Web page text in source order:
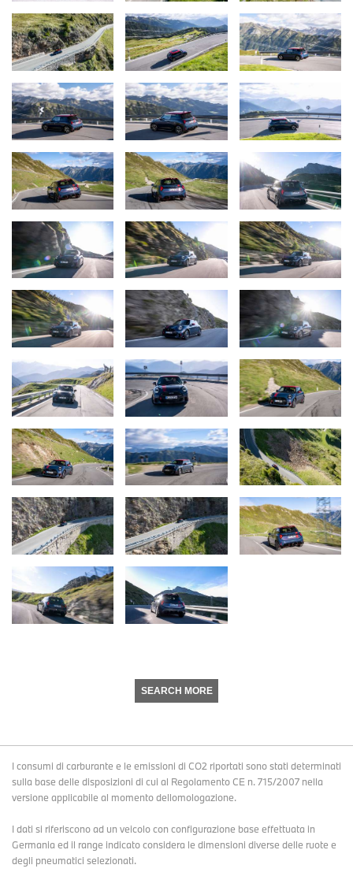
SEARCH MORE
I consumi di carburante e le emissioni di CO2 riportati sono stati determinati
sulla base delle disposizioni di cui al Regolamento CE n. 715/2007 nella
versione applicabile al momento dellomologazione.
I dati si riferiscono ad un veicolo con configurazione base effettuata in
Germania ed il range indicato considera le dimensioni diverse delle ruote e
degli pneumatici selezionati.